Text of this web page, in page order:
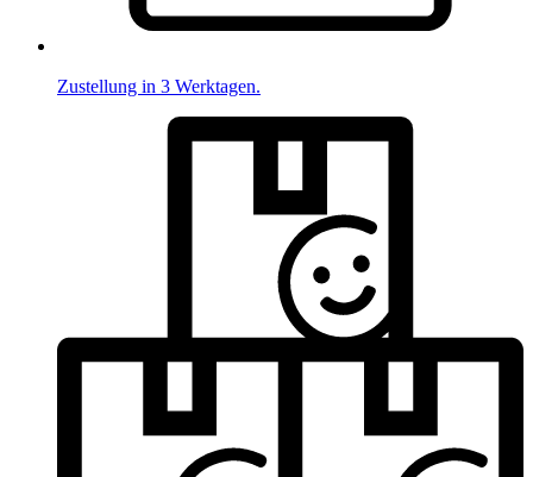
Zustellung in 3 Werktagen.